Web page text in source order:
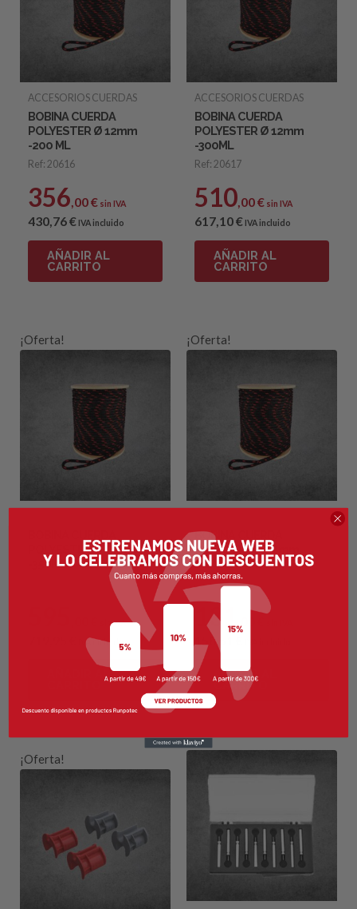
ACCESORIOS CUERDAS
BOBINA CUERDA
POLYESTER Ø 12mm
-200 ML
Ref: 20616
356,00€ sin IVA
430,76€ IVA incluido
AÑADIR AL
CARRITO
ACCESORIOS CUERDAS
BOBINA CUERDA
POLYESTER Ø 12mm
-300ML
Ref: 20617
510,00€ sin IVA
617,10€ IVA incluido
AÑADIR AL
CARRITO
¡Oferta!
POLYESTER Ø 12mm
-350ML
sin IVA
IVA incluido
AÑADIR AL
¡Oferta!
BOBINA CUERDA
POLYESTER Ø 8mm
-120ML
Ref: 20621
131
158,51
AÑADIR AL
CARRITO
¡Oferta!
SHOP DEALS